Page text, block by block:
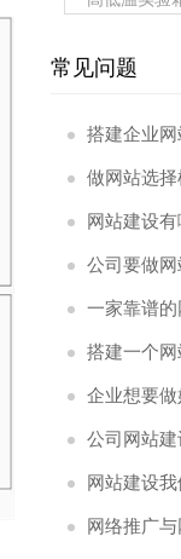
常见问题
搭建企业
流程是什么
做网站选
好？
网站建设有
公司要做
网络公司
一家靠谱
呢？
搭建一个
呢?
企业想要做
公司网站建
网站建设
意呢？
网络推广